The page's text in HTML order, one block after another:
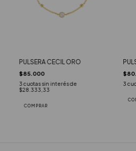
PULSERA CECIL ORO
$85.000
3 cuotas sin interés de
$28.333,33
3